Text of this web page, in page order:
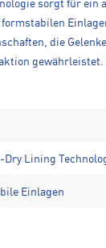
sorgt für ein
die
gewährleistet.
Lining
Einlagen